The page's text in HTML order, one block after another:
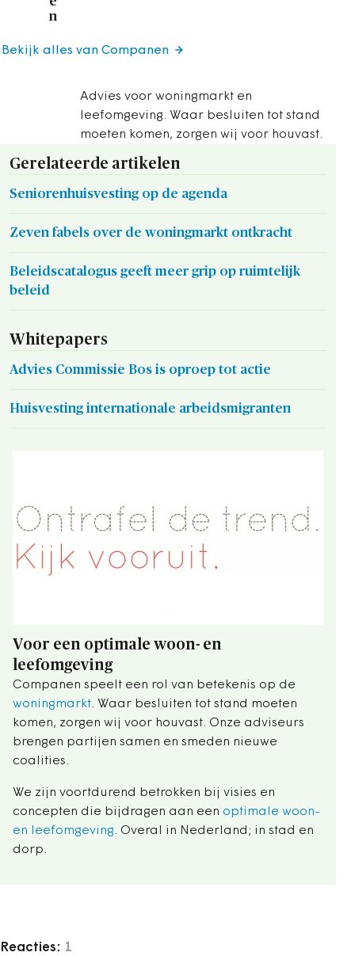
n
Advies voor woningmarkt en
leefomgeving. Waar besluiten tot stand
moeten komen, zorgen wij voor houvast.
Bekijk alles van Companen
Gerelateerde artikelen
Seniorenhuisvesting op de agenda
Zeven fabels over de woningmarkt ontkracht
Beleidscatalogus geeft meer grip op ruimtelijk
beleid
Whitepapers
Advies Commissie Bos is oproep tot actie
Huisvesting internationale arbeidsmigranten
Voor een optimale woon- en
leefomgeving
Companen speelt een rol van betekenis op de
woningmarkt. Waar besluiten tot stand moeten
komen, zorgen wij voor houvast. Onze adviseurs
brengen partijen samen en smeden nieuwe
coalities.
We zijn voortdurend betrokken bij visies en
concepten die bijdragen aan een optimale woon-
en leefomgeving. Overal in Nederland; in stad en
dorp.
Reacties: 1